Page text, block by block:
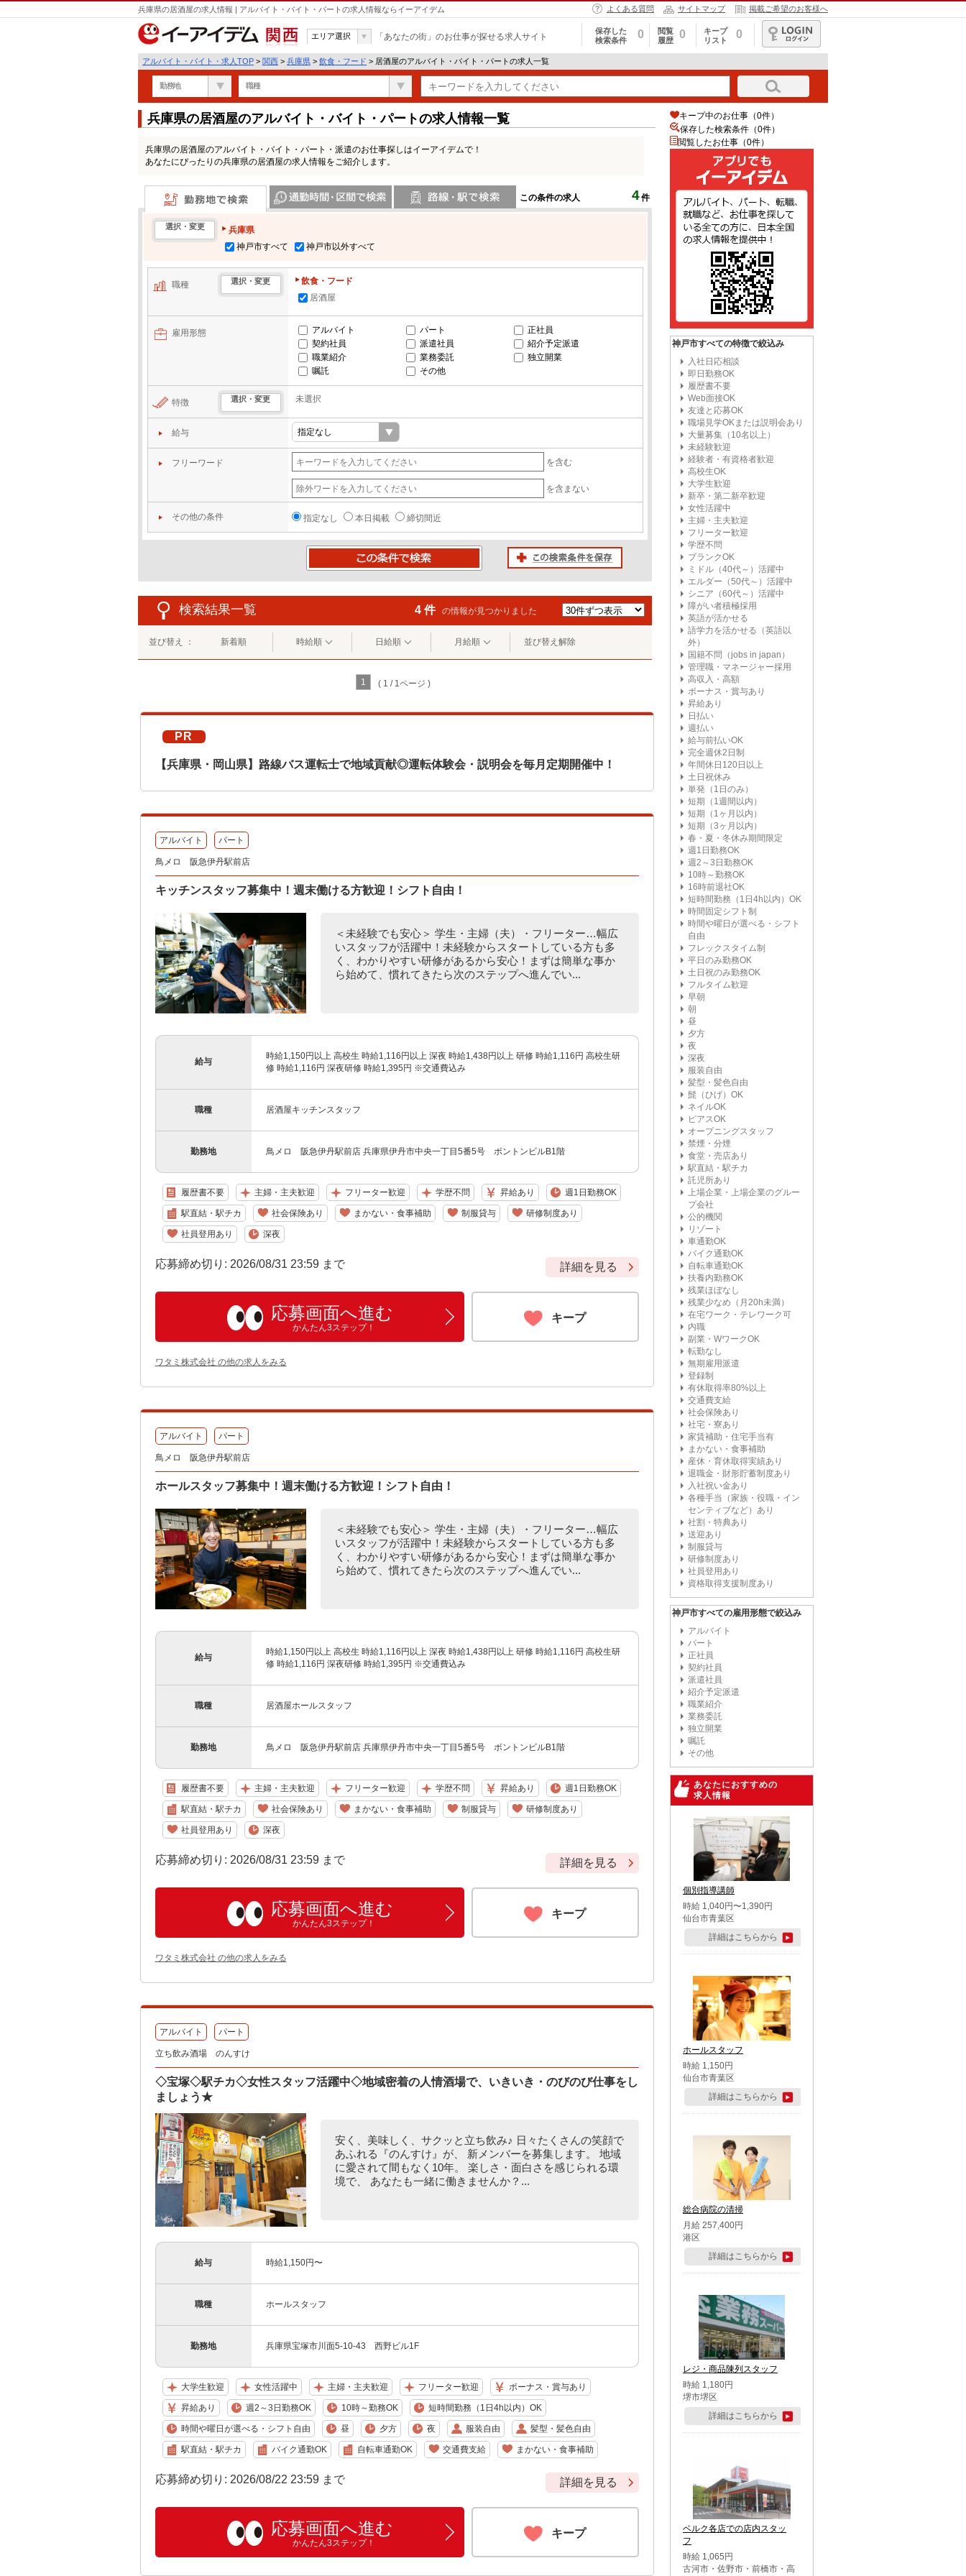
兵庫県の居酒屋の求人情報 | アルバイト・バイト・パートの求人情報ならイーアイデム よくある質問 サイトマップ 掲載ご希望のお客様へ
関西
エリア選択 「あなたの街」のお仕事が探せる求人サイト
保存した
検索条件
0
閲覧
履歴
0
キープ
リスト
0
ログイン
アルバイト・バイト・求人TOP > 関西 > 兵庫県 > 飲食・フード > 居酒屋のアルバイト・バイト・パートの求人一覧
勤務地 職種
兵庫県の居酒屋のアルバイト・バイト・パートの求人情報一覧
兵庫県の居酒屋のアルバイト・バイト・パート・派遣のお仕事探しはイーアイデムで！
あなたにぴったりの兵庫県の居酒屋の求人情報をご紹介します。
この条件の求人 4件
勤務地で検索
選択・変更
兵庫県
神戸市すべて
神戸市以外すべて
職種 選択・変更
飲食・フード
居酒屋
雇用形態 アルバイト パート
正社員
契約社員
派遣社員
紹介予定派遣
職業紹介
業務委託
独立開業
嘱託
その他
特徴 選択・変更 未選択
給与
フリーワード を含む
を含まない
その他の条件 指定なし 本日掲載 締切間近
検索結果一覧 4 件 の情報が見つかりました
並び替え ： 新着順 時給順 日給順 月給順 並び替え解除
1 ( 1 / 1ページ )
PR
【兵庫県・岡山県】路線バス運転士で地域貢献◎運転体験会・説明会を毎月定期開催中！
アルバイト パート
鳥メロ 阪急伊丹駅前店
キッチンスタッフ募集中！週末働ける方歓迎！シフト自由！
＜未経験でも安心＞ 学生・主婦（夫）・フリーター…幅広
いスタッフが活躍中！未経験からスタートしている方も多
く、わかりやすい研修があるから安心！まずは簡単な事か
ら始めて、慣れてきたら次のステップへ進んでい...
給与
時給1,150円以上 高校生 時給1,116円以上 深夜 時給1,438円以上 研修 時給1,116円 高校生研
修 時給1,116円 深夜研修 時給1,395円 ※交通費込み
職種 居酒屋キッチンスタッフ
勤務地 鳥メロ 阪急伊丹駅前店 兵庫県伊丹市中央一丁目5番5号 ボントンビルB1階
履歴書不要 主婦・主夫歓迎 フリーター歓迎 学歴不問 昇給あり 週1日勤務OK
駅直結・駅チカ 社会保険あり まかない・食事補助 制服貸与 研修制度あり
社員登用あり 深夜
応募締め切り: 2026/08/31 23:59 まで 詳細を見る
応募画面へ進む
かんたん3ステップ！
キープ
ワタミ株式会社 の他の求人をみる
アルバイト パート
鳥メロ 阪急伊丹駅前店
ホールスタッフ募集中！週末働ける方歓迎！シフト自由！
＜未経験でも安心＞ 学生・主婦（夫）・フリーター…幅広
いスタッフが活躍中！未経験からスタートしている方も多
く、わかりやすい研修があるから安心！まずは簡単な事か
ら始めて、慣れてきたら次のステップへ進んでい...
給与
時給1,150円以上 高校生 時給1,116円以上 深夜 時給1,438円以上 研修 時給1,116円 高校生研
修 時給1,116円 深夜研修 時給1,395円 ※交通費込み
職種 居酒屋ホールスタッフ
勤務地 鳥メロ 阪急伊丹駅前店 兵庫県伊丹市中央一丁目5番5号 ボントンビルB1階
履歴書不要 主婦・主夫歓迎 フリーター歓迎 学歴不問 昇給あり 週1日勤務OK
駅直結・駅チカ 社会保険あり まかない・食事補助 制服貸与 研修制度あり
社員登用あり 深夜
応募締め切り: 2026/08/31 23:59 まで 詳細を見る
応募画面へ進む
かんたん3ステップ！
キープ
ワタミ株式会社 の他の求人をみる
アルバイト パート
立ち飲み酒場 のんすけ
◇宝塚◇駅チカ◇女性スタッフ活躍中◇地域密着の人情酒場で、いきいき・のびのび仕事をし
ましょう★
安く、美味しく、サクッと立ち飲み♪ 日々たくさんの笑顔で
あふれる『のんすけ』が、 新メンバーを募集します。 地域
に愛されて間もなく10年。 楽しさ・面白さを感じられる環
境で、 あなたも一緒に働きませんか？...
給与 時給1,150円〜
職種 ホールスタッフ
勤務地 兵庫県宝塚市川面5-10-43 西野ビル1F
大学生歓迎 女性活躍中 主婦・主夫歓迎 フリーター歓迎 ボーナス・賞与あり
昇給あり 週2～3日勤務OK 10時～勤務OK 短時間勤務（1日4h以内）OK
時間や曜日が選べる・シフト自由 昼 夕方 夜 服装自由 髪型・髪色自由
駅直結・駅チカ バイク通勤OK 自転車通勤OK 交通費支給 まかない・食事補助
応募締め切り: 2026/08/22 23:59 まで 詳細を見る
応募画面へ進む
かんたん3ステップ！
キープ
キープ中のお仕事（0件）
保存した検索条件（0件）
閲覧したお仕事（0件）
神戸市すべての特徴で絞込み
入社日応相談
即日勤務OK
履歴書不要
Web面接OK
友達と応募OK
職場見学OKまたは説明会あり
大量募集（10名以上）
未経験歓迎
経験者・有資格者歓迎
高校生OK
大学生歓迎
新卒・第二新卒歓迎
女性活躍中
主婦・主夫歓迎
フリーター歓迎
学歴不問
ブランクOK
ミドル（40代～）活躍中
エルダー（50代～）活躍中
シニア（60代～）活躍中
障がい者積極採用
英語が活かせる
語学力を活かせる（英語以
外）
国籍不問（jobs in japan）
管理職・マネージャー採用
高収入・高額
ボーナス・賞与あり
昇給あり
日払い
週払い
給与前払いOK
完全週休2日制
年間休日120日以上
土日祝休み
単発（1日のみ）
短期（1週間以内）
短期（1ヶ月以内）
短期（3ヶ月以内）
春・夏・冬休み期間限定
週1日勤務OK
週2～3日勤務OK
10時～勤務OK
16時前退社OK
短時間勤務（1日4h以内）OK
時間固定シフト制
時間や曜日が選べる・シフト
自由
フレックスタイム制
平日のみ勤務OK
土日祝のみ勤務OK
フルタイム歓迎
早朝
朝
昼
夕方
夜
深夜
服装自由
髪型・髪色自由
髭（ひげ）OK
ネイルOK
ピアスOK
オープニングスタッフ
禁煙・分煙
食堂・売店あり
駅直結・駅チカ
託児所あり
上場企業・上場企業のグルー
プ会社
公的機関
リゾート
車通勤OK
バイク通勤OK
自転車通勤OK
扶養内勤務OK
残業ほぼなし
残業少なめ（月20h未満）
在宅ワーク・テレワーク可
内職
副業・WワークOK
転勤なし
無期雇用派遣
登録制
有休取得率80%以上
交通費支給
社会保険あり
社宅・寮あり
家賃補助・住宅手当有
まかない・食事補助
産休・育休取得実績あり
退職金・財形貯蓄制度あり
入社祝い金あり
各種手当（家族・役職・イン
センティブなど）あり
社割・特典あり
送迎あり
制服貸与
研修制度あり
社員登用あり
資格取得支援制度あり
神戸市すべての雇用形態で絞込み
アルバイト
パート
正社員
契約社員
派遣社員
紹介予定派遣
職業紹介
業務委託
独立開業
嘱託
その他
あなたにおすすめの
求人情報
個別指導講師
時給 1,040円〜1,390円
仙台市青葉区
詳細はこちらから
ホールスタッフ
時給 1,150円
仙台市青葉区
詳細はこちらから
総合病院の清掃
月給 257,400円
港区
詳細はこちらから
レジ・商品陳列スタッフ
時給 1,180円
堺市堺区
詳細はこちらから
ベルク各店での店内スタッ
フ
時給 1,065円
古河市・佐野市・前橋市・高